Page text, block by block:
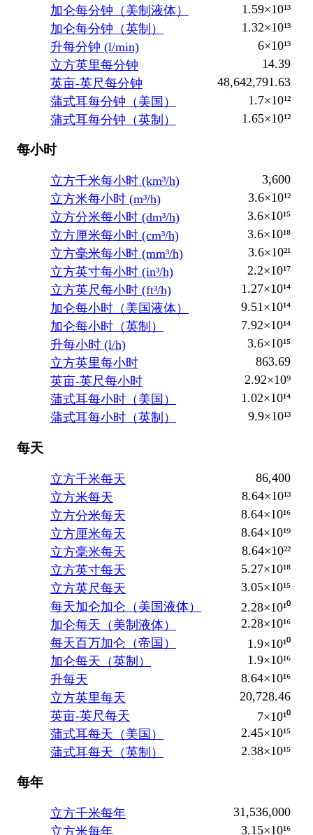
加仑每分钟（美制液体）
1.59×10¹³
加仑每分钟（英制）
1.32×10¹³
升每分钟 (l/min)
6×10¹³
立方英里每分钟
14.39
英亩-英尺每分钟
48,642,791.63
蒲式耳每分钟（美国）
1.7×10¹²
蒲式耳每分钟（英制）
1.65×10¹²
每小时
立方千米每小时 (km³/h)
3,600
立方米每小时 (m³/h)
3.6×10¹²
立方分米每小时 (dm³/h)
3.6×10¹⁵
立方厘米每小时 (cm³/h)
3.6×10¹⁸
立方毫米每小时 (mm³/h)
3.6×10²¹
立方英寸每小时 (in³/h)
2.2×10¹⁷
立方英尺每小时 (ft³/h)
1.27×10¹⁴
加仑每小时（美国液体）
9.51×10¹⁴
加仑每小时（英制）
7.92×10¹⁴
升每小时 (l/h)
3.6×10¹⁵
立方英里每小时
863.69
英亩-英尺每小时
2.92×10⁹
蒲式耳每小时（美国）
1.02×10¹⁴
蒲式耳每小时（英制）
9.9×10¹³
每天
立方千米每天
86,400
立方米每天
8.64×10¹³
立方分米每天
8.64×10¹⁶
立方厘米每天
8.64×10¹⁹
立方毫米每天
8.64×10²²
立方英寸每天
5.27×10¹⁸
立方英尺每天
3.05×10¹⁵
每天加仑加仑（美国液体）
2.28×10¹⁰
加仑每天（美制液体）
2.28×10¹⁶
每天百万加仑（帝国）
1.9×10¹⁰
加仑每天（英制）
1.9×10¹⁶
升每天
8.64×10¹⁶
立方英里每天
20,728.46
英亩-英尺每天
7×10¹⁰
蒲式耳每天（美国）
2.45×10¹⁵
蒲式耳每天（英制）
2.38×10¹⁵
每年
立方千米每年
31,536,000
立方米每年
3.15×10¹⁶